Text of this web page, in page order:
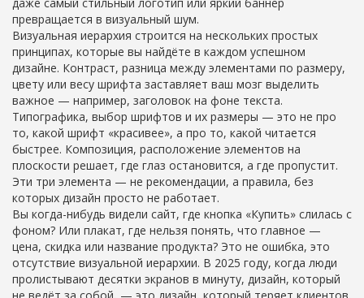
превращается в визуальный шум.
Визуальная иерархия строится на нескольких простых
принципах, которые вы найдёте в каждом успешном
дизайне. Контраст, разница между элементами по размеру,
цвету или весу шрифта заставляет ваш мозг выделить
важное — например, заголовок на фоне текста.
Типографика, выбор шрифтов и их размеры — это не про
то, какой шрифт «красивее», а про то, какой читается
быстрее. Композиция, расположение элементов на
плоскости решает, где глаз остановится, а где пропустит.
Эти три элемента — не рекомендации, а правила, без
которых дизайн просто не работает.
Вы когда-нибудь видели сайт, где кнопка «Купить» слилась с
фоном? Или плакат, где нельзя понять, что главное —
цена, скидка или название продукта? Это не ошибка, это
отсутствие визуальной иерархии. В 2025 году, когда люди
пролистывают десятки экранов в минуту, дизайн, который